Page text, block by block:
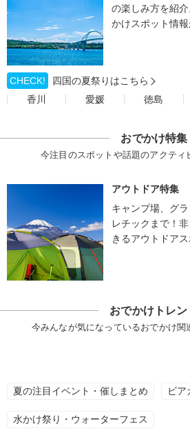
の楽しみ方を紹
かけスポット情報
CHECK!
四国の夏祭りはこちら
香川
愛媛 徳島
おでかけ特集
今注目のスポットや話題のアクティ
アウトドア特集
キャンプ場、グ
レチックまで！
きるアウトドア
おでかけトレン
今みんなが気になっているおでかけ関
夏の注目イベント・催しまとめ ビア
水かけ祭り・ウォーターフェス